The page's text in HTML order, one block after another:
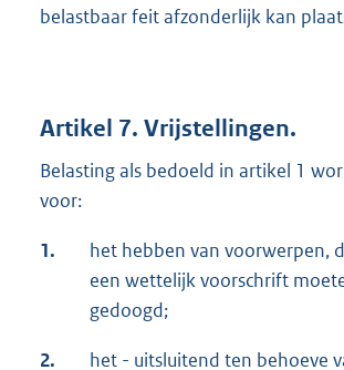
belastbaar feit afzonderlijk kan
Artikel 7. Vrijstellingen.
Belasting als bedoeld in artikel 1
voor:
1.
het hebben van voorwerpen,
een wettelijk voorschrift
gedoogd;
2.
het - uitsluitend ten behoeve